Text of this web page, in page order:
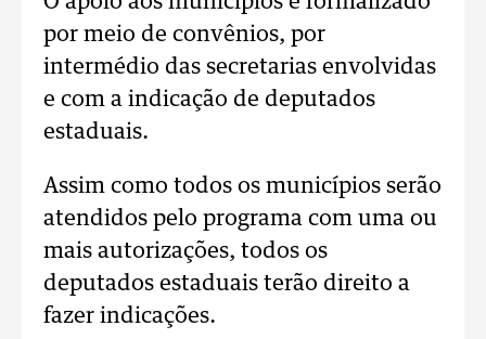
por meio de convênios, por
intermédio das secretarias envolvidas
e com a indicação de deputados
estaduais.
Assim como todos os municípios serão
atendidos pelo programa com uma ou
mais autorizações, todos os
deputados estaduais terão direito a
fazer indicações.